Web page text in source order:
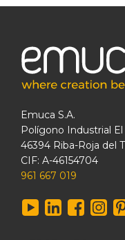
Emuca S.A.
Polígono Industrial
46394 Riba-Roja del
CIF: A-46154704
961 667 019